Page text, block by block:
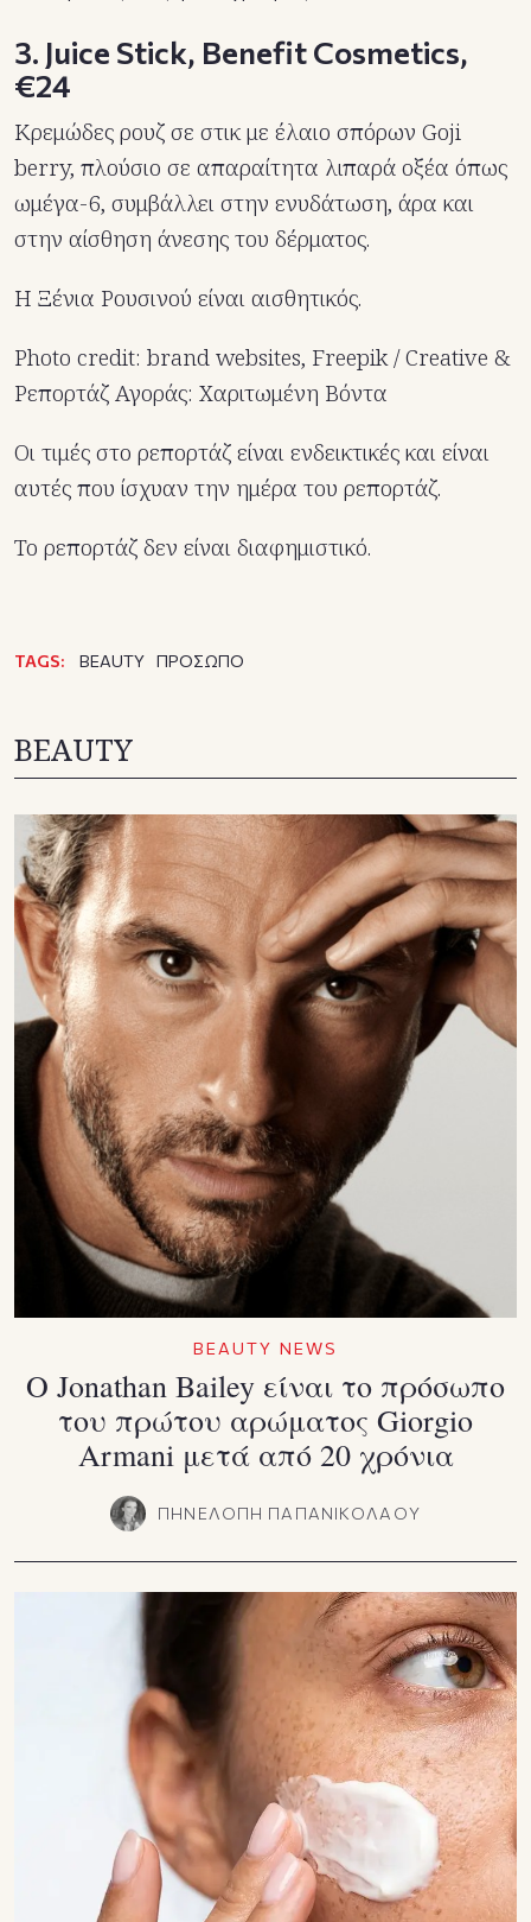
3. Juice Stick, Benefit Cosmetics,
€24
Κρεμώδες ρουζ σε στικ με έλαιο σπόρων Goji
berry, πλούσιο σε απαραίτητα λιπαρά οξέα όπως
ωμέγα-6, συμβάλλει στην ενυδάτωση, άρα και
στην αίσθηση άνεσης του δέρματος.
Η Ξένια Ρουσινού είναι αισθητικός.
Photo credit: brand websites, Freepik / Creative &
Ρεπορτάζ Αγοράς: Χαριτωμένη Βόντα
Οι τιμές στο ρεπορτάζ είναι ενδεικτικές και είναι
αυτές που ίσχυαν την ημέρα του ρεπορτάζ.
Το ρεπορτάζ δεν είναι διαφημιστικό.
TAGS: BEAUTY ΠΡΟΣΩΠΟ
BEAUTY
BEAUTY NEWS
Ο Jonathan Bailey είναι το πρόσωπο
του πρώτου αρώματος Giorgio
Armani μετά από 20 χρόνια
ΠΗΝΕΛΟΠΗ ΠΑΠΑΝΙΚΟΛΑΟΥ